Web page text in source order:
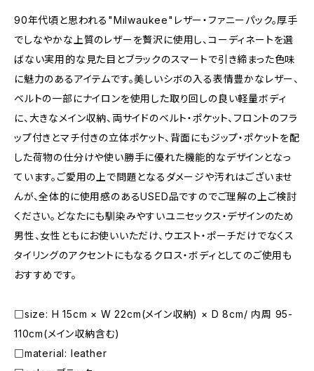
90年代頃と思われる"Milwaukee"レザー・ファニーパック。厚手
でしなやかな上質のレザーを贅沢に使用し、コーディネートを選
ばない実用的な見た目とブラックのスマートで引き締まった色味
に魅力のあるアイテムです。美しいシボの入る表情豊かなレザー、
ベルトの一部にナイロンを使用した取り回しの良い軽量ボディ
に、大きなメイン収納、両サイドのベルト・ポケット、フロントのフラ
ップ付きとマチ付きの立体ポケット、背面にもジップ・ポケットを配
した荷物の仕分けや使い勝手に優れた機能的なデザインとなっ
ています。ご愛用の上で問題となるダメージや汚れはございませ
んが、全体的に使用感のあるUSED品ですのでご理解の上ご検討
ください。どなたにも馴染みやすいユニセックス・デザインのため
男性、女性ともにお使いいただけ、ウエスト・ポーチだけでなくス
タイリングのアクセントにもなるクロス・ボディとしてのご使用も
おすすめです。
□size: H 15cm × W 22cm(メイン収納) × D 8cm/ 内周 95-
110cm(メイン収納含む)
□material: leather